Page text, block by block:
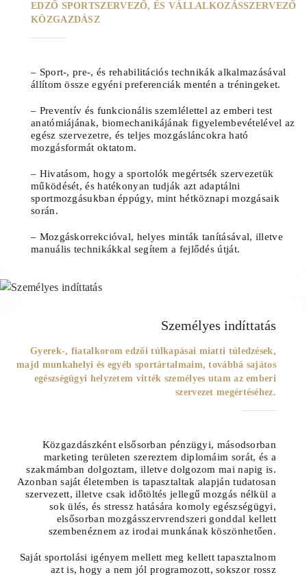
EDZŐ SPORTSZERVEZŐ, ÉS VÁLLALKOZÁSSZERVEZŐ
KÖZGAZDÁSZ
– Sport-, pre-, és rehabilitációs technikák alkalmazásával
állítom össze egyéni preferenciák mentén a tréningeket.
– Preventív és funkcionális szemlélettel az emberi test
anatómiájának, biomechanikájának figyelembevételével az
egész szervezetre, és teljes mozgásláncokra ható
mozgásformát oktatom.
– Hivatásom, hogy a sportolók megértsék szervezetük
működését, és hatékonyan tudják azt adaptálni
sportmozgásukban éppúgy, mint hétköznapi mozgásaik
során.
– Mozgáskorrekcióval, helyes minták tanításával, illetve
manuális technikákkal segítem a fejlődés útját.
02 Személyes indíttatás
Gyerek-, fiatalkorom edzői túlkapásai miatti túledzések,
majd munkahelyi és egyéb sportártalmaim, továbbá sajátos
egészségügyi helyzetem vitték személyes utam az emberi
szervezet megértéséhez.
Közgazdászként elsősorban pénzügyi, másodsorban
marketing területen szereztem diplomáim sorát, és a
szakmámban dolgoztam, illetve dolgozom mai napig is.
Azonban saját életemben is tapasztaltak alapján tudatosan
szervezett, illetve csak időtöltés jellegű mozgás nélkül a
sok ülés, és stressz hatására komoly egészségügyi,
elsősorban mozgásszervrendszeri gonddal kellett
szembenéznem az irodai munkának köszönhetően.
Saját sportolási igényem mellett meg kellett tapasztalnom
azt is, hogy a nem jól programozott, sokszor rossz